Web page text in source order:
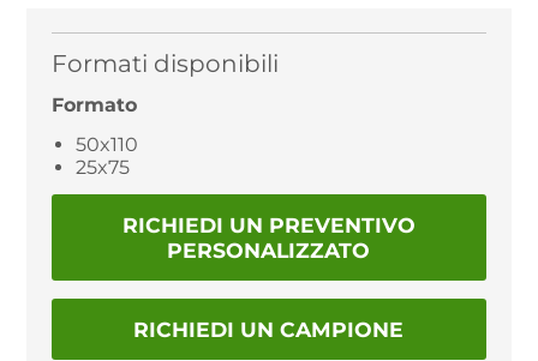
Formati disponibili
Formato
50x110
25x75
RICHIEDI UN PREVENTIVO
PERSONALIZZATO
RICHIEDI UN CAMPIONE